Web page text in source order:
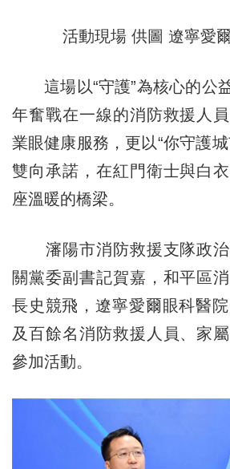
活動現場 供圖 遼寧愛
這場以“守護”為核心的公
年奮戰在一線的消防救援人
業眼健康服務，更以“你守護
雙向承諾，在紅門衛士與白
座溫暖的橋梁。
瀋陽市消防救援支隊政治
關黨委副書記賀嘉，和平區
長史競飛，遼寧愛爾眼科醫
及百餘名消防救援人員、家
參加活動。